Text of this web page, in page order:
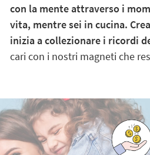
con la mente attraverso i
vita, mentre sei in cucina.
inizia a collezionare i ricordi
cari con i nostri magneti che